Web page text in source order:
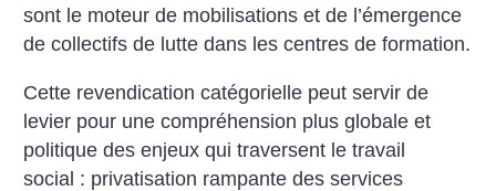
sont le moteur de mobilisations et de l’émergence
de collectifs de lutte dans les centres de formation.
Cette revendication catégorielle peut servir de
levier pour une compréhension plus globale et
politique des enjeux qui traversent le travail
social : privatisation rampante des services